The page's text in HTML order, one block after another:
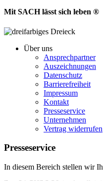
Mit SACH lässt sich leben ®
Über uns
Ansprechpartner
Auszeichnungen
Datenschutz
Barrierefreiheit
Impressum
Kontakt
Presseservice
Unternehmen
Vertrag widerrufen
Presseservice
In diesem Bereich stellen wir